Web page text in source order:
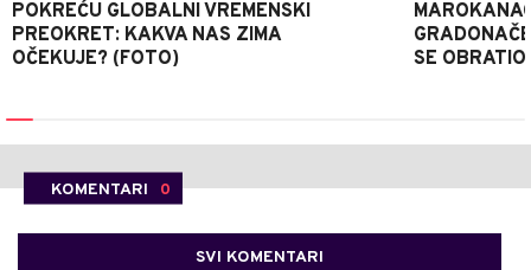
POKREĆU GLOBALNI VREMENSKI
PREOKRET: KAKVA NAS ZIMA
OČEKUJE? (FOTO)
SE
KOMENTARI 0
SVI KOMENTARI